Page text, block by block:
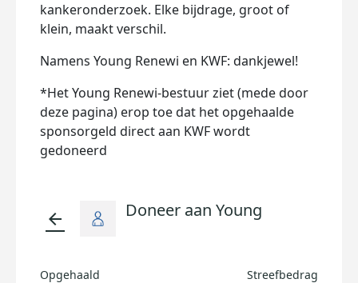
kankeronderzoek. Elke bijdrage, groot of
klein, maakt verschil.
Namens Young Renewi en KWF: dankjewel!
*Het Young Renewi-bestuur ziet (mede door
deze pagina) erop toe dat het opgehaalde
sponsorgeld direct aan KWF wordt
gedoneerd
arrow_back Doneer aan Young
Opgehaald Streefbedrag